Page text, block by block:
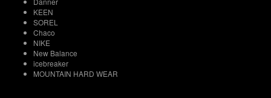
KEEN
SOREL
Chaco
NIKE
New Balance
icebreaker
MOUNTAIN HARD WEAR